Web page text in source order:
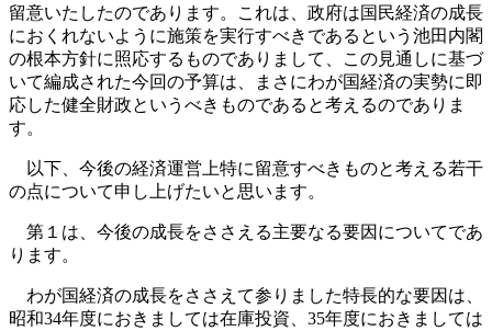
留意いたしたのであります。これは、政府は国民経済の成長
におくれないように施策を実行すべきであるという池田内閣
の根本方針に照応するものでありまして、この見通しに基づ
いて編成された今回の予算は、まさにわが国経済の実勢に即
応した健全財政というべきものであると考えるのでありま
す。
以下、今後の経済運営上特に留意すべきものと考える若干
の点について申し上げたいと思います。
第１は、今後の成長をささえる主要なる要因についてであ
ります。
わが国経済の成長をささえて参りました特長的な要因は、
昭和34年度におきましては在庫投資、35年度におきましては